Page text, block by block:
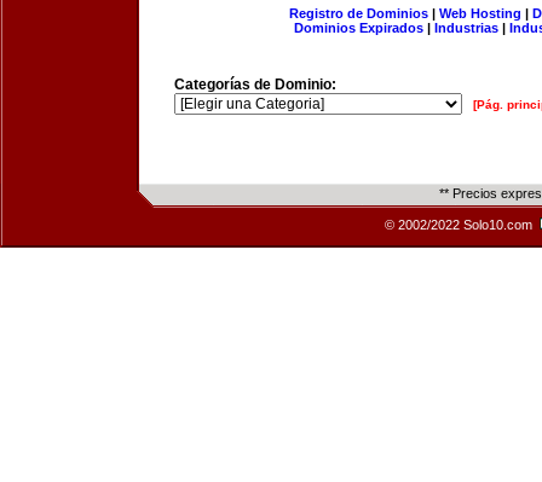
Registro de Dominios| Web Hosting |
Dominios Expirados | Industrias |
Categorías de Dominio:
[Pág.
** Precios
© 2002/2022 Solo10.com